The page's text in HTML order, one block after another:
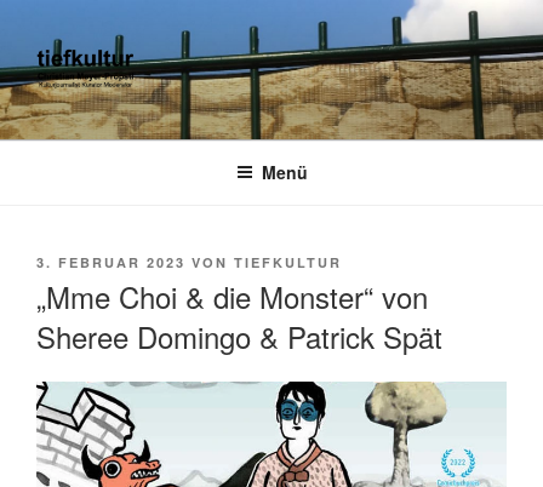
springen
TIEFKULTUR
kulturjournalist kurator moderator
Menü
VERÖFFENTLICHT
3. FEBRUAR 2023 VON TIEFKULTUR
„Mme Choi & die Monster“ von
Sheree Domingo & Patrick Spät